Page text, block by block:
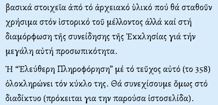
βασικά στοιχεῖα ἀπό τό ἀρχειακό ὑλικό πού θά σταθοῦν
χρήσιμα στόν ἱστορικό τοῦ μέλλοντος ἀλλά καί στή
διαμόρφωση τῆς συνείδησης τῆς Ἐκκλησίας γιά τήν
μεγάλη αὐτή προσωπικότητα.
Ἡ “Ἐλεύθερη Πληροφόρηση” μέ τό τεῦχος αὐτό (το 358)
ὁλοκληρώνει τόν κύκλο της. Θά συνεχίσουμε ὅμως στό
διαδίκτυο (πρόκειται για την παρούσα ἰστοσελίδα).